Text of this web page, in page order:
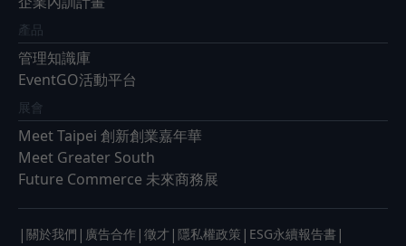
產品
管理知識庫
EventGO活動平台
展會
Meet Taipei 創新創業嘉年華
Meet Greater South
Future Commerce 未來商務展
| 關於我們 | 廣告合作 | 徵才 | 隱私權政策 | ESG永續報告書 |